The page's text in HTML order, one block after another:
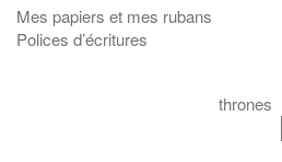
Mes papiers et mes rubans
Polices d’écritures
thrones